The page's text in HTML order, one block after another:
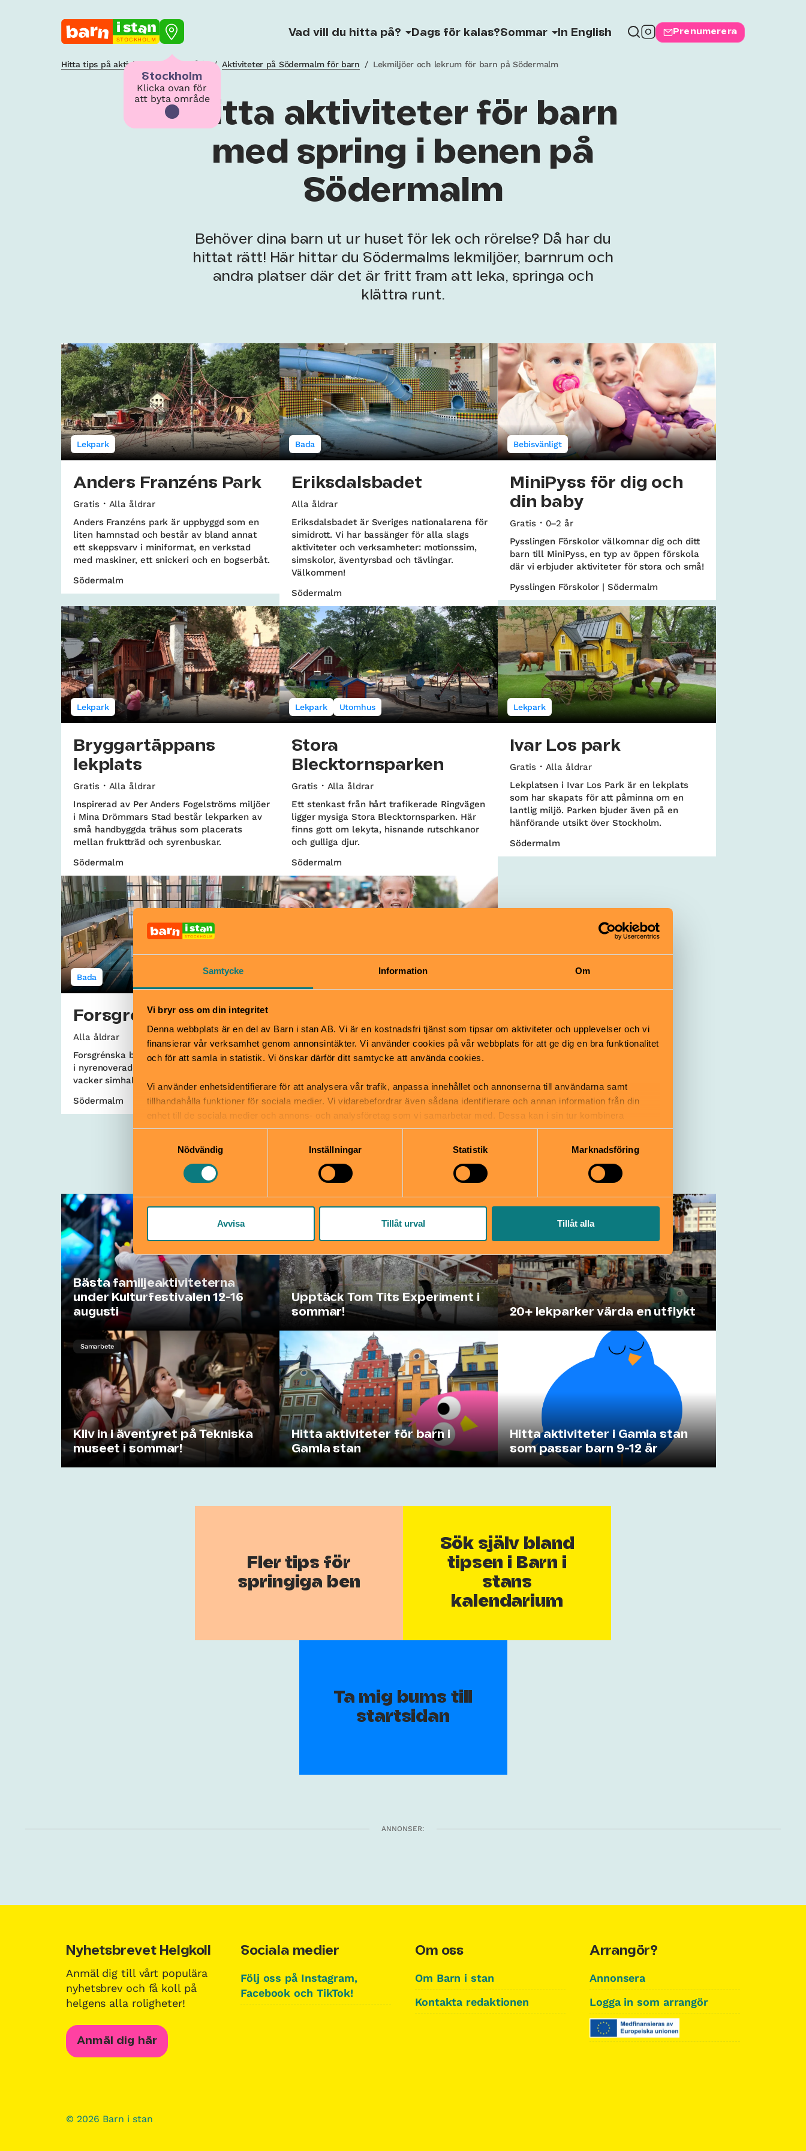
Samtycke Information Om
Vi bryr oss om din integritet
Denna webbplats är en del av Barn i stan AB. Vi är en kostnadsfri tjänst som tipsar om aktiviteter och upplevelser och vi
finansierar vår verksamhet genom annonsintäkter. Vi använder cookies på vår webbplats för att ge dig en bra funktionalitet
och för att samla in statistik. Vi önskar därför ditt samtycke att använda cookies.
Vi använder enhetsidentifierare för att analysera vår trafik, anpassa innehållet och annonserna till användarna samt
tillhandahålla funktioner för sociala medier. Vi vidarebefordrar även sådana identifierare och annan information från din
enhet till de sociala medier och annons- och analysföretag som vi samarbetar med. Dessa kan i sin tur kombinera
informationen med annan information som du har tillhandahållit eller som de har samlat in när du har använt deras tjänster.
Nödvändig
Inställningar Statistik Marknadsföring
Avvisa Tillåt urval Tillåt alla
STOCKHOLM
Stockholm
Klicka ovan för
att byta område
Vad vill du hitta på? Dags för kalas?Sommar In English Prenumerera
Hitta tips på aktiviteter i ditt område / Aktiviteter på Södermalm för barn / Lekmiljöer och lekrum för barn på Södermalm
Hitta aktiviteter för barn
med spring i benen på
Södermalm
Behöver dina barn ut ur huset för lek och rörelse? Då har du
hittat rätt! Här hittar du Södermalms lekmiljöer, barnrum och
andra platser där det är fritt fram att leka, springa och
klättra runt.
Lekpark
Anders Franzéns Park
Gratis
Alla åldrar
Anders Franzéns park är uppbyggd som en
liten hamnstad och består av bland annat
ett skeppsvarv i miniformat, en verkstad
med maskiner, ett snickeri och en bogserbåt.
Södermalm
Bada
Eriksdalsbadet
Alla åldrar
Eriksdalsbadet är Sveriges nationalarena för
simidrott. Vi har bassänger för alla slags
aktiviteter och verksamheter: motionssim,
simskolor, äventyrsbad och tävlingar.
Välkommen!
Södermalm
Bebisvänligt
MiniPyss för dig och
din baby
Gratis
0–2 år
Pysslingen Förskolor välkomnar dig och ditt
barn till MiniPyss, en typ av öppen förskola
där vi erbjuder aktiviteter för stora och små!
Pysslingen Förskolor | Södermalm
Lekpark
Bryggartäppans
lekplats
Gratis
Alla åldrar
Inspirerad av Per Anders Fogelströms miljöer
i Mina Drömmars Stad består lekparken av
små handbyggda trähus som placerats
mellan fruktträd och syrenbuskar.
Södermalm
Lekpark Utomhus
Stora
Blecktornsparken
Gratis
Alla åldrar
Ett stenkast från hårt trafikerade Ringvägen
ligger mysiga Stora Blecktornsparken. Här
finns gott om lekyta, hisnande rutschkanor
och gulliga djur.
Södermalm
Lekpark
Ivar Los park
Gratis
Alla åldrar
Lekplatsen i Ivar Los Park är en lekplats
som har skapats för att påminna om en
lantlig miljö. Parken bjuder även på en
hänförande utsikt över Stockholm.
Södermalm
Bada
Forsgrénska badet
Alla åldrar
Forsgrénska badet ligger mitt på Södermalm
i nyrenoverade Medborgarhuset. Det är en
vacker simhall dit alla är välkomna.
Södermalm
Stockholms roligaste lopp för dig mellan 7-
Ringvägen 25 | Södermalm
Du kanske också är nyfiken på
Bästa familjeaktiviteterna
under Kulturfestivalen 12-16
augusti
Samarbete
Upptäck Tom Tits Experiment i
sommar!
20+ lekparker värda en utflykt
Samarbete
Kliv in i äventyret på Tekniska
museet i sommar!
Hitta aktiviteter för barn i
Gamla stan
Hitta aktiviteter i Gamla stan
som passar barn 9-12 år
Fler tips för
springiga ben
Sök själv bland
tipsen i Barn i
stans
kalendarium
Ta mig bums till
startsidan
ANNONSER:
Nyhetsbrevet Helgkoll
Anmäl dig till vårt populära
nyhetsbrev och få koll på
helgens alla roligheter!
Anmäl dig här
Sociala medier
Följ oss på Instagram,
Facebook och TikTok!
Om oss
Om Barn i stan
Kontakta redaktionen
Arrangör?
Annonsera
Logga in som arrangör
© 2026 Barn i stan